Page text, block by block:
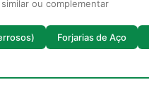
ou complementar
Forjarias de Aço